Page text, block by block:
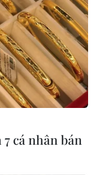
cá nhân bán